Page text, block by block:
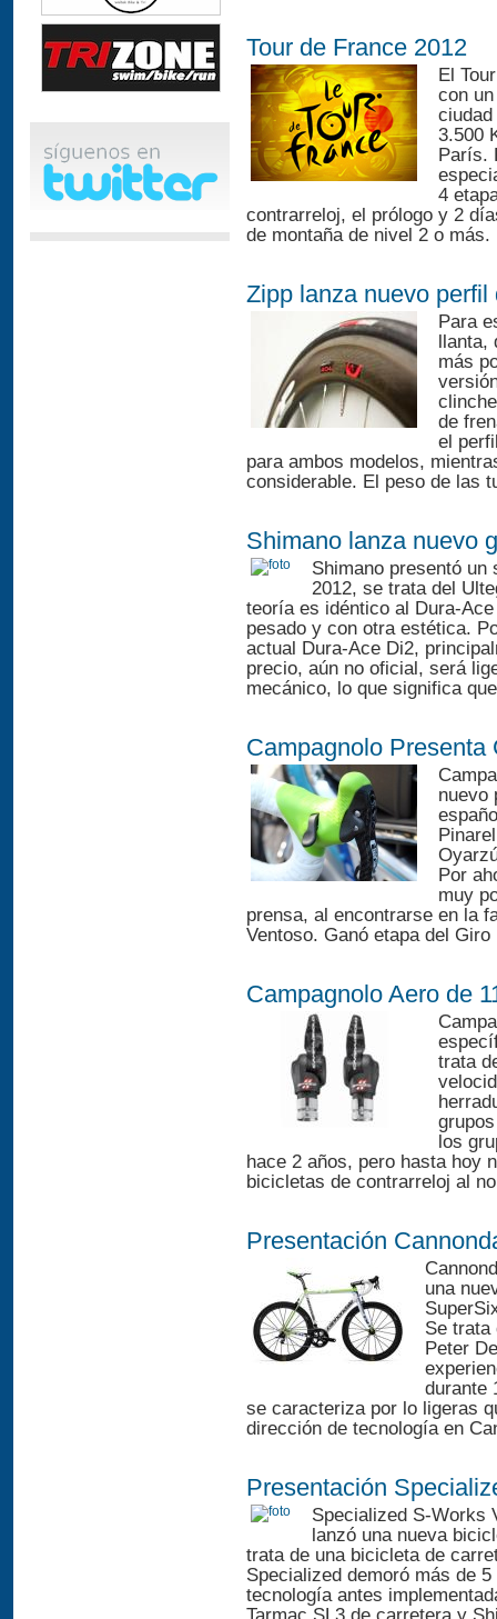
Tour de France 2012
El
con
3.500
París.
4
contrarreloj, el prólogo y 2
de montaña de nivel 2 o
Zipp lanza nuevo
Para
llanta,
más
de
el
para ambos modelos,
considerable. El peso de las
Shimano lanza nuevo
Shimano presentó un
2012, se trata del
teoría es idéntico al Dura-
pesado y con otra estética.
actual Dura-Ace Di2,
precio, aún no oficial, será
mecánico, lo que significa
Campagnolo Presenta
nuevo
Por
muy
prensa, al encontrarse en la
Ventoso. Ganó etapa del
Campagnolo Aero de
trata
los
hace 2 años, pero hasta hoy
bicicletas de contrarreloj al
Presentación
una
Se trata
Peter
durante
se caracteriza por lo ligeras
dirección de tecnología en
Presentación
Specialized S-Works
lanzó una nueva
trata de una bicicleta de
Specialized demoró más de
tecnología antes